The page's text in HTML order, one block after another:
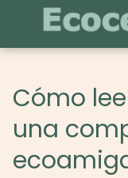
Cómo
una